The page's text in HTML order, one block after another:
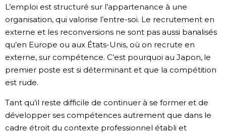
L’emploi est structuré sur l’appartenance à une
organisation, qui valorise l’entre-soi. Le recrutement en
externe et les reconversions ne sont pas aussi banalisés
qu’en Europe ou aux États-Unis, où on recrute en
externe, sur compétence. C’est pourquoi au Japon, le
premier poste est si déterminant et que la compétition
est rude.
Tant qu’il reste difficile de continuer à se former et de
développer ses compétences autrement que dans le
cadre étroit du contexte professionnel établi et